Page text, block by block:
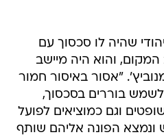
שהיה לו סכסוך עם
המקום, והוא היה מיישב
"אסור באיסור חמור
בוררים בסכסוך,
וגם כמוציאים לפועל
ונמצא הפונה אליהם שותף